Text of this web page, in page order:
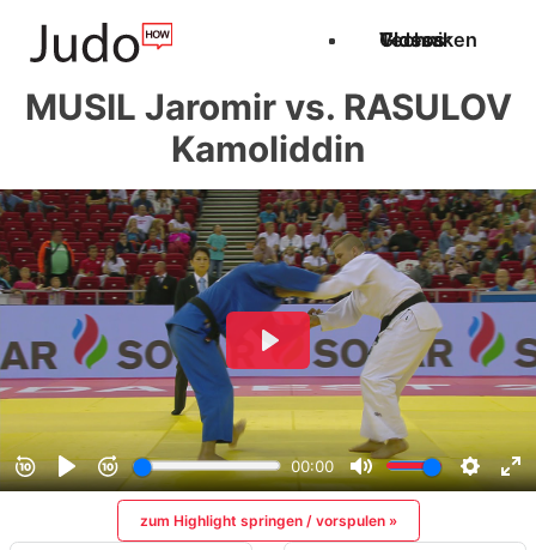
Techniken
Videos
Glossar
MUSIL Jaromir vs. RASULOV
Kamoliddin
zum Highlight springen / vorspulen »